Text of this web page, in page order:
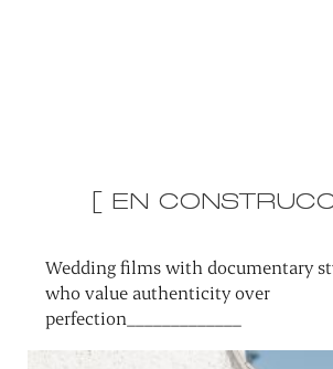
[ EN
Wedding films with documentary
who value authenticity over
perfection_____________